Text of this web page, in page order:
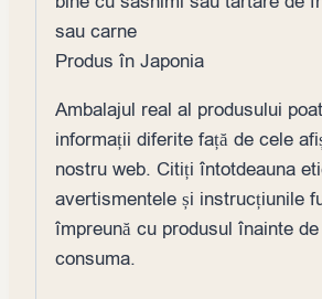
sau carne
Produs în Japonia
Ambalajul real al produsului
informații diferite față de cele
nostru web. Citiți întotdeauna
avertismentele și instrucțiunile
împreună cu produsul înainte
consuma.